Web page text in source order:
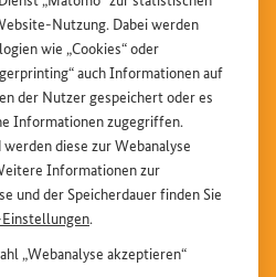
-Nutzung. Dabei werden
wie „Cookies“ oder
“ auch Informationen auf
der Nutzer gespeichert oder es
Informationen zugegriffen.
diese zur Webanalyse
Informationen zur
und der Speicherdauer finden Sie
.
„Webanalyse akzeptieren“
Entwicklung gesetzt.
darüber sowie
der Agenda 2030 finden
mit allen 17